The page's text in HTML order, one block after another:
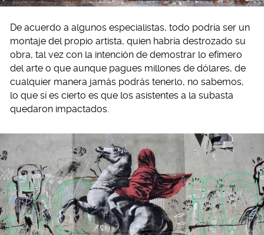
De acuerdo a algunos especialistas, todo podría ser un
montaje del propio artista, quien habría destrozado su
obra, tal vez con la intención de demostrar lo efímero
del arte o que aunque pagues millones de dólares, de
cualquier manera jamás podrás tenerlo, no sabemos,
lo que sí es cierto es que los asistentes a la subasta
quedaron impactados.